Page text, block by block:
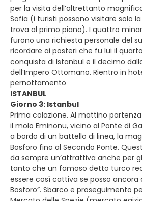
per la visita dell’altrettanto
Sofia (i turisti possono visitare solo
trova al primo piano). I quattro
furono una richiesta personale del
ricordare ai posteri che fu lui il
conquista di Istanbul e il decimo
dell’Impero Ottomano. Rientro in
pernottamento
ISTANBUL
Giorno 3: Istanbul
Prima colazione. Al mattino
il molo Eminonu, vicino al Ponte di
a bordo di un battello di linea, la
Bosforo fino al Secondo Ponte.
da sempre un’attrattiva anche per
tanto che un famoso detto turco
essere così cattiva se posso ancora
Bosforo”. Sbarco e proseguimento